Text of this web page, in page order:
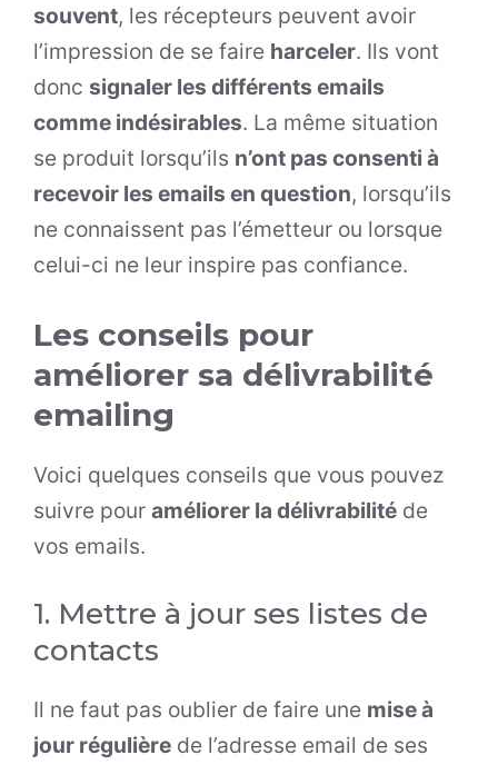
souvent, les récepteurs peuvent avoir
l’impression de se faire harceler. Ils vont
donc signaler les différents emails
comme indésirables. La même situation
se produit lorsqu’ils n’ont pas consenti à
recevoir les emails en question, lorsqu’ils
ne connaissent pas l’émetteur ou lorsque
celui-ci ne leur inspire pas confiance.
Les conseils pour
améliorer sa délivrabilité
emailing
Voici quelques conseils que vous pouvez
suivre pour améliorer la délivrabilité de
vos emails.
1. Mettre à jour ses listes de
contacts
Il ne faut pas oublier de faire une mise à
jour régulière de l’adresse email de ses